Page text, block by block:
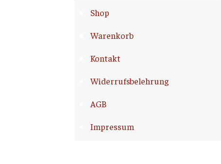
Shop
Warenkorb
Kontakt
Widerrufsbelehrung
AGB
Impressum